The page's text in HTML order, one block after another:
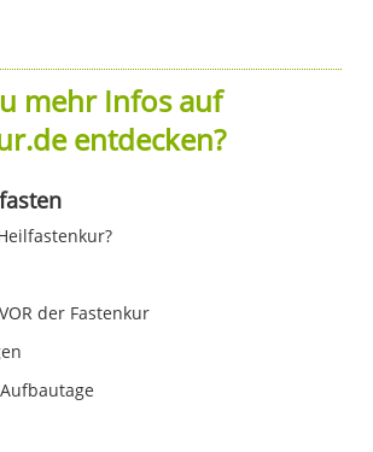
mehr Infos auf
entdecken?
der Fastenkur